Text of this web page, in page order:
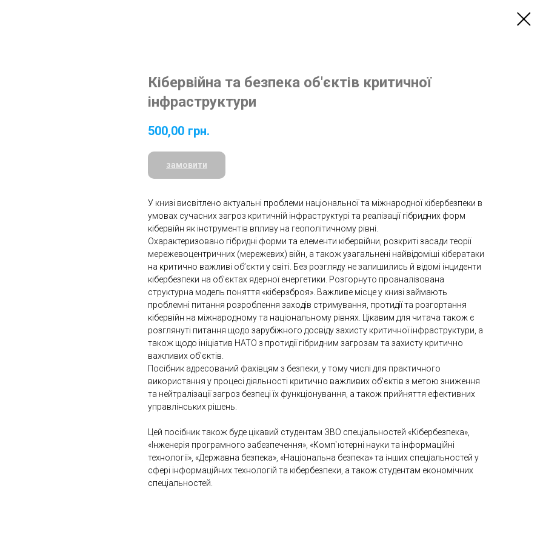
Кібервійна та безпека об'єктів критичної
інфраструктури
500,00 грн.
замовити
У книзі висвітлено актуальні проблеми національної та міжнародної кібербезпеки в
умовах сучасних загроз критичній інфраструктурі та реалізації гібридних форм
кібервійн як інструментів впливу на геополітичному рівні.
Охарактеризовано гібридні форми та елементи кібервійни, розкриті засади теорії
мережевоцентричних (мережевих) війн, а також узагальнені найвідоміші кібератаки
на критично важливі об’єкти у світі. Без розгляду не залишились й відомі інциденти
кібербезпеки на об'єктах ядерної енергетики. Розгорнуто проаналізована
структурна модель поняття «кіберзброя». Важливе місце у книзі займають
проблемні питання розроблення заходів стримування, протидії та розгортання
кібервійн на міжнародному та національному рівнях. Цікавим для читача також є
розглянуті питання щодо зарубіжного досвіду захисту критичної інфраструктури, а
також щодо ініціатив НАТО з протидії гібридним загрозам та захисту критично
важливих об'єктів.
Посібник адресований фахівцям з безпеки, у тому числі для практичного
використання у процесі діяльності критично важливих об'єктів з метою зниження
та нейтралізації загроз безпеці їх функціонування, а також прийняття ефективних
управлінських рішень.
Цей посібник також буде цікавий студентам ЗВО спеціальностей «Кібербезпека»,
«Інженерія програмного забезпечення», «Комп`ютерні науки та інформаційні
технології», «Державна безпека», «Національна безпека» та інших спеціальностей у
сфері інформаційних технологій та кібербезпеки, а також студентам економічних
спеціальностей.